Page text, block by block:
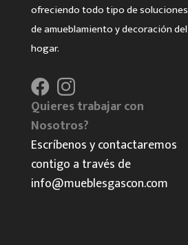
ofreciendo todo tipo de soluciones
de amueblamiento y decoración del
hogar.
Quieres trabajar con
Nosotros?
Escríbenos y contactaremos
contigo a través de
info@mueblesgascon.com